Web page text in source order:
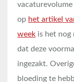
vacaturevolume
op het artikel
week is het nog
dat deze
ingezakt.
bloeding te